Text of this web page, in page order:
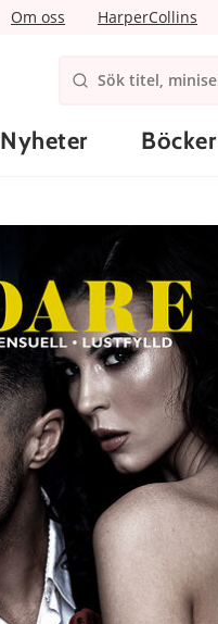
Om oss HarperCollins
Nyheter Böcker